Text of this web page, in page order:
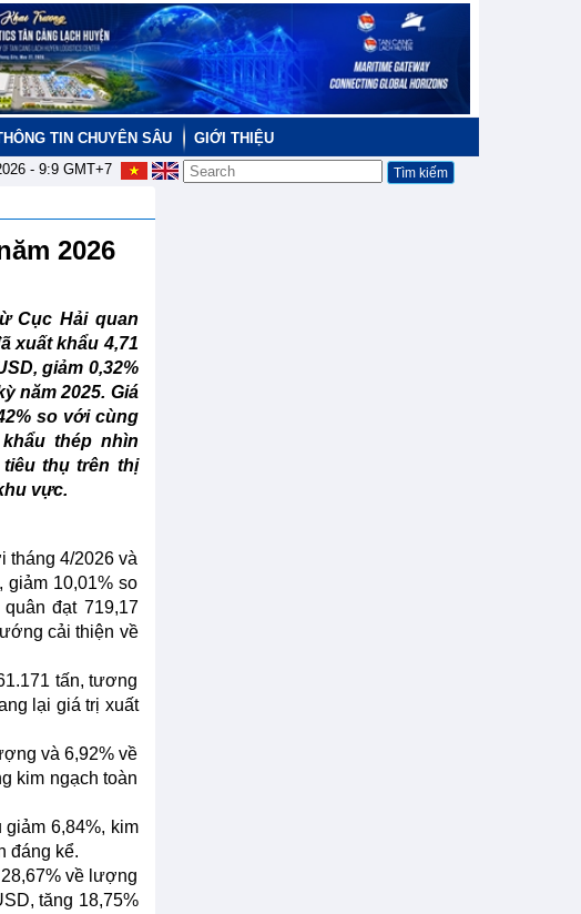
TIN CHUYÊN SÂU
GIỚI THIỆU
- 9:9GMT+7
2026
Cục Hải quan
xuất khẩu 4,71
giảm 0,32%
năm 2025. Giá
so với cùng
thép nhìn
thụ trên thị
vực.
tháng 4/2026 và
giảm 10,01% so
đạt 719,17
cải thiện về
tấn, tương
lại giá trị xuất
và 6,92% về
kim ngạch toàn
6,84%, kim
đáng kể.
về lượng
tăng 18,75%